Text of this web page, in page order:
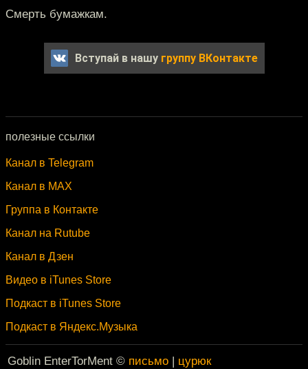
Смерть бумажкам.
Вступай в нашу группу ВКонтакте
полезные ссылки
Канал в Telegram
Канал в MAX
Группа в Контакте
Канал на Rutube
Канал в Дзен
Видео в iTunes Store
Подкаст в iTunes Store
Подкаст в Яндекс.Музыка
Goblin EnterTorMent © письмо | цурюк